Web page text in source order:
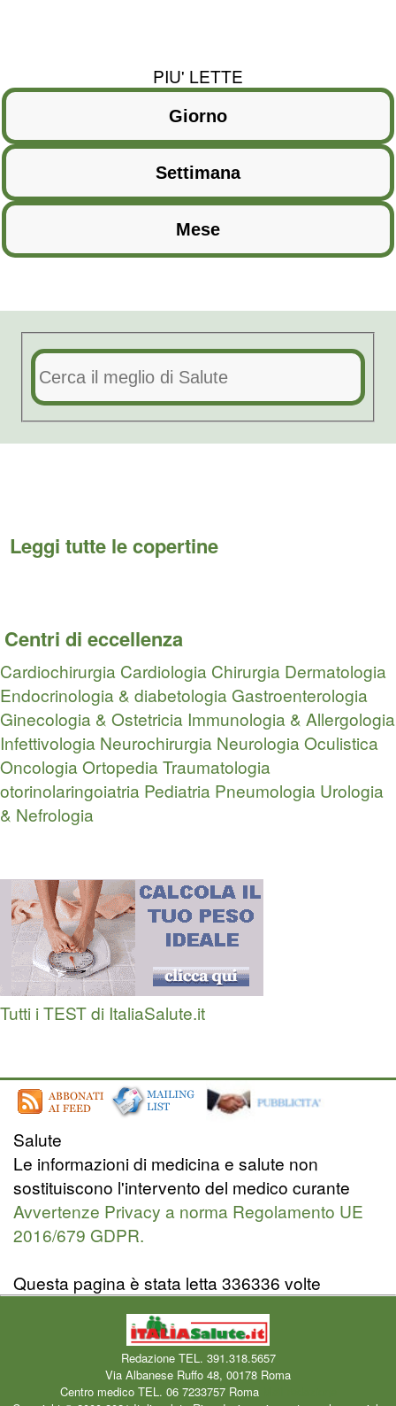
PIU' LETTE
Leggi tutte le copertine
Centri di eccellenza
Cardiochirurgia Cardiologia Chirurgia Dermatologia
Endocrinologia & diabetologia Gastroenterologia
Ginecologia & Ostetricia Immunologia & Allergologia
Infettivologia Neurochirurgia NeurologiaOculistica
OncologiaOrtopedia Traumatologia
otorinolaringoiatria Pediatria Pneumologia Urologia
& Nefrologia
Tutti i TEST di ItaliaSalute.it
Salute
Le informazioni di medicina e salute non
sostituiscono l'intervento del medico curante
Avvertenze Privacy a norma Regolamento UE
2016/679 GDPR.
Questa pagina è stata letta 336336 volte
Redazione TEL. 391.318.5657
Via Albanese Ruffo 48, 00178 Roma
Centro medico TEL. 06 7233757 Roma